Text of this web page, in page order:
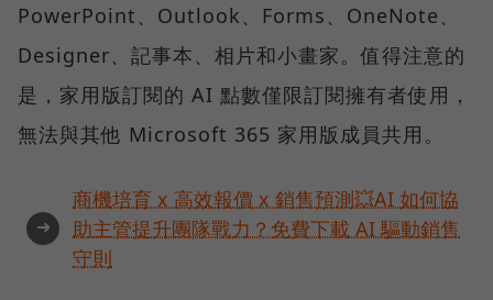
PowerPoint、Outlook、Forms、OneNote、
Designer、記事本、相片和小畫家。值得注意的
是，家用版訂閱的 AI 點數僅限訂閱擁有者使用，
無法與其他 Microsoft 365 家用版成員共用。
➜
商機培育 x 高效報價 x 銷售預測💥AI 如何協
助主管提升團隊戰力？免費下載 AI 驅動銷售
守則